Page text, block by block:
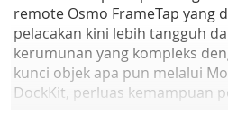
remote Osmo FrameTap yang
pelacakan kini lebih tangguh
kerumunan yang kompleks
kunci objek apa pun melalui
DockKit, perluas kemampuan